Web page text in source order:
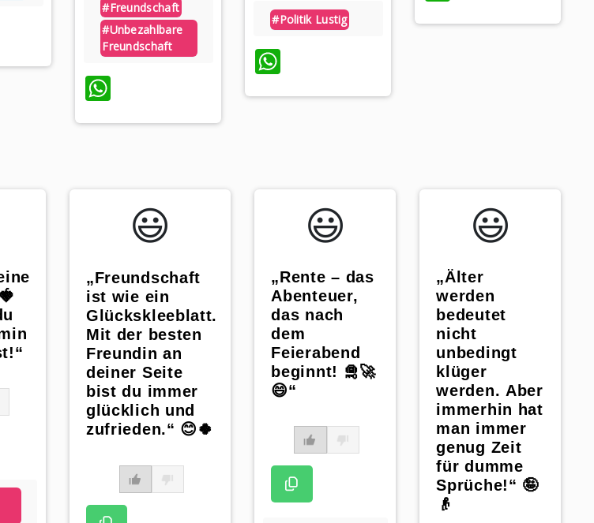
#freundschaft
#unbezahlbare
Freundschaft
WhatsApp
#politik Lustig
WhatsApp
😃️
„Freundschaft
ist wie ein
Glückskleeblatt.
Mit der besten
Freundin an
deiner Seite
bist du immer
glücklich und
zufrieden.“ 😊🍀
😃️
„Rente – das
Abenteuer,
das nach
dem
Feierabend
beginnt! 🛅🚀
😄“
😃️
„Älter
werden
bedeutet
nicht
unbedingt
klüger
werden. Aber
immerhin hat
man immer
genug Zeit
für dumme
Sprüche!“ 🤪
👴